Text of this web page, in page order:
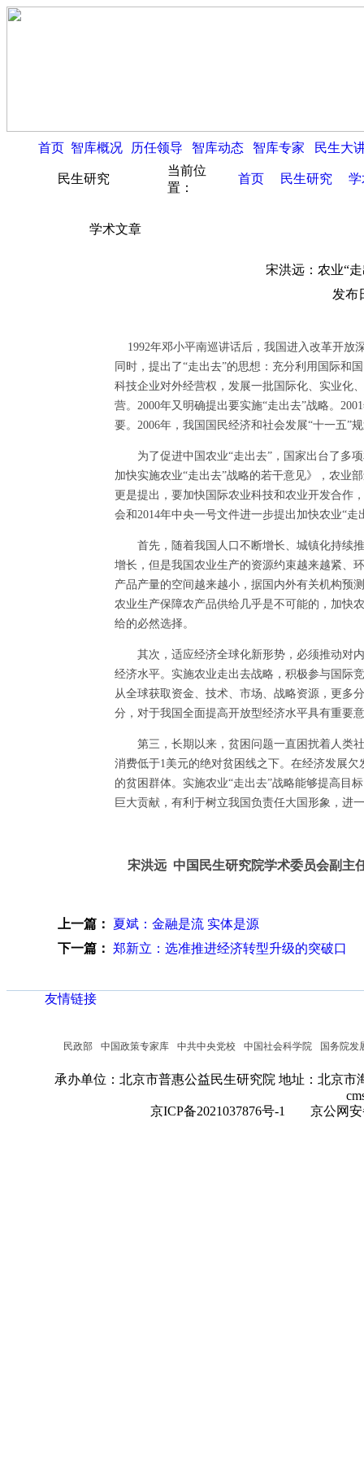
首页 智库概况 历任领导 智库动态 智库专家 民生大
民生研究
当前位
置：
首页 民生研究 学
学术文章
宋洪远：农业“
发布
1992年邓小平南巡讲话后，我国进入改革开放
同时，提出了“走出去”的思想：充分利用国际和
科技企业对外经营权，发展一批国际化、实业化
营。2000年又明确提出要实施“走出去”战略。
要。2006年，我国国民经济和社会发展“十一五”
为了促进中国农业“走出去”，国家出台了多项
加快实施农业“走出去”战略的若干意见》，农业
更是提出，要加快国际农业科技和农业开发合作
会和2014年中央一号文件进一步提出加快农业“走
首先，随着我国人口不断增长、城镇化持续推
增长，但是我国农业生产的资源约束越来越紧、
产品产量的空间越来越小，据国内外有关机构预
农业生产保障农产品供给几乎是不可能的，加快
给的必然选择。
其次，适应经济全球化新形势，必须推动对内
经济水平。实施农业走出去战略，积极参与国际
从全球获取资金、技术、市场、战略资源，更多
分，对于我国全面提高开放型经济水平具有重要
第三，长期以来，贫困问题一直困扰着人类社
消费低于1美元的绝对贫困线之下。在经济发展
的贫困群体。实施农业“走出去”战略能够提高目
巨大贡献，有利于树立我国负责任大国形象，进
宋洪远 中国民生研究院学术委员会副主
上一篇：
夏斌：金融是流 实体是源
下一篇： 郑新立：选准推进经济转型升级的突破口
友情链接
民政部 中国政策专家库 中共中央党校 中国社会科学院 国务院发
承办单位：北京市普惠公益民生研究院 地址：北京市
京ICP备2021037876号-1
京公网安